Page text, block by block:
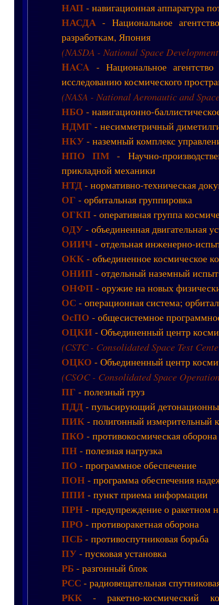
НАП - навигационная аппаратура
НАСДА- Национальное
разработкам, Япония
(NASDA - National Space
HACA - Национальное
исследованию космического
(NASA - National Aeronautic and
НБО - навигационно-
НДМГ - несимметричный
НКУ- наземный комплекс
НПО ПМ- Научно-
прикладной механики
НТД- нормативно-техническая
ОГ - орбитальная группировка
ОГКП - оперативная группа
ОДУ- объединенная двигательная
ОИИЧ- отдельная инженерно-
ОКК- объединенное космическое
ОНИП - отдельный наземный
ОНФП - оружие на новых
ОС - операционная система;
ОсПО - общесистемное
ОЦКИ- Объединенный центр
(CSTC - Consolidated Space Test
ОЦКО - Объединенный центр
(CSOC - Consolidated Space
ПГ - полезный груз
ПДД- пульсирующий
ПИК- полигонный измерительный
ПКО - противокосмическая оборона
ПН- полезная нагрузка
ПО - программное обеспечение
ПОН- программа обеспечения
ППИ- пункт приема информации
ПРН- предупреждение о ракетном
ПРО - противоракетная оборона
ПСБ- противоспутниковая борьба
ПУ- пусковая установка
РБ- разгонный блок
РСС - радиовещательная
РКК- ракетно-космический